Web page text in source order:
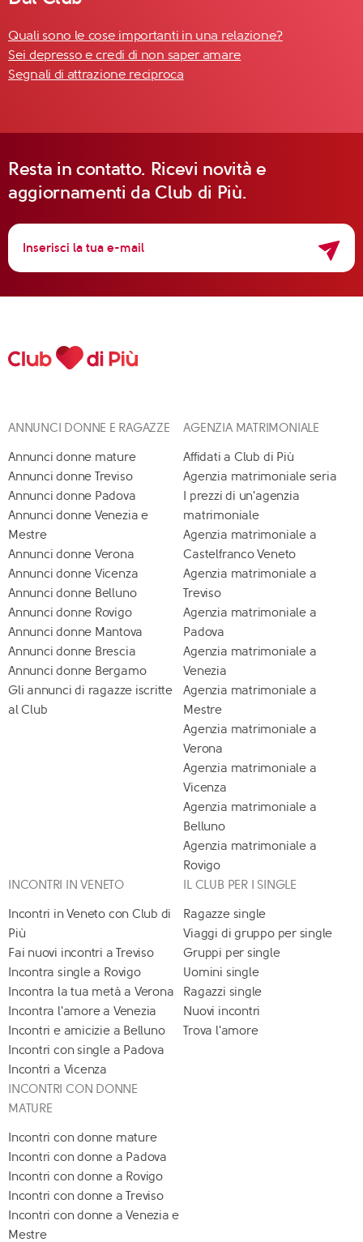
Quali sono le cose importanti in una relazione?
Sei depresso e credi di non saper amare
Segnali di attrazione reciproca
Resta in contatto. Ricevi novità e
aggiornamenti da Club di Più.
ANNUNCI DONNE E RAGAZZE
Annunci donne mature
Annunci donne Treviso
Annunci donne Padova
Annunci donne Venezia e
Mestre
Annunci donne Verona
Annunci donne Vicenza
Annunci donne Belluno
Annunci donne Rovigo
Annunci donne Mantova
Annunci donne Brescia
Annunci donne Bergamo
Gli annunci di ragazze iscritte
al Club
AGENZIA MATRIMONIALE
Affidati a Club di Più
Agenzia matrimoniale seria
I prezzi di un'agenzia
matrimoniale
Agenzia matrimoniale a
Castelfranco Veneto
Agenzia matrimoniale a
Treviso
Agenzia matrimoniale a
Padova
Agenzia matrimoniale a
Venezia
Agenzia matrimoniale a
Mestre
Agenzia matrimoniale a
Verona
Agenzia matrimoniale a
Vicenza
Agenzia matrimoniale a
Belluno
Agenzia matrimoniale a
Rovigo
INCONTRI IN VENETO
Incontri in Veneto con Club di
Più
Fai nuovi incontri a Treviso
Incontra single a Rovigo
Incontra la tua metà a Verona
Incontra l'amore a Venezia
Incontri e amicizie a Belluno
Incontri con single a Padova
Incontri a Vicenza
IL CLUB PER I SINGLE
Ragazze single
Viaggi di gruppo per single
Gruppi per single
Uomini single
Ragazzi single
Nuovi incontri
Trova l'amore
INCONTRI CON DONNE
MATURE
Incontri con donne mature
Incontri con donne a Padova
Incontri con donne a Rovigo
Incontri con donne a Treviso
Incontri con donne a Venezia e
Mestre